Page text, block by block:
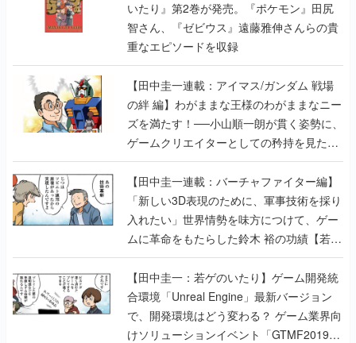
いたり』第2巻が発売。『ポケモン』田尻
智さん、『ゼビウス』遠藤雅伸さんらの貴
重なエピソードを収録
【田中圭一連載：アイマス/ガンダム 戦場
の絆 編】わがままな王様のわがままなニー
ズを満たす！──小山順一朗が貫く姿勢に、
ゲームクリエイターとしての矜持を見た
【若ゲのいたり最終回】
【田中圭一連載：バーチャファイター編】
「新しい3D表現のために、軍事技術を採り
入れたい」世界情勢を味方につけて、ゲー
ムに革命をもたらした鈴木 裕の功績【若ゲ
のいたり】
【田中圭一：若ゲのいたり】ゲーム開発統
合環境「Unreal Engine」最新バージョン
で、開発環境はどう変わる？ ゲーム業界向
けソリューションイベント「GTMF2019」